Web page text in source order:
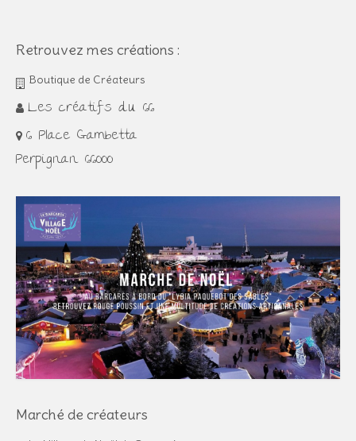
Retrouvez mes créations :
Boutique de Créateurs
Les créatifs du 66
6 Place Gambetta
Perpignan 66000
Marché de créateurs